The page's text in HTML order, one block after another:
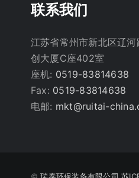
联系我们
江苏省常州市新北区辽
创大厦C座402室
座机: 0519-83814638
Fax: 0519-83814638
电邮: mkt@ruitai-
©️瑞泰环保装备有限公司 苏